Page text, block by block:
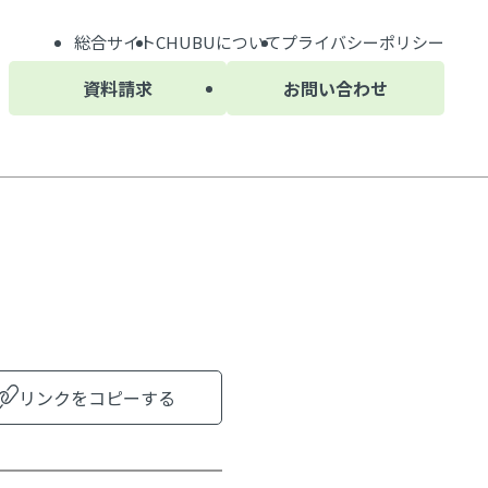
資料請求 お問い合わせ
総合サイトCHUBUについてプライバシーポリシー
リンクをコピーする